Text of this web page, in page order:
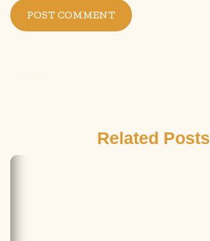
Related Posts